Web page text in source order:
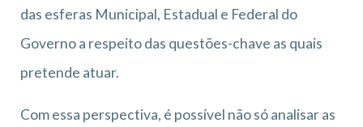
das esferas Municipal, Estadual e Federal do
Governo a respeito das questões-chave as quais
pretende atuar.
Com essa perspectiva, é possível não só analisar as